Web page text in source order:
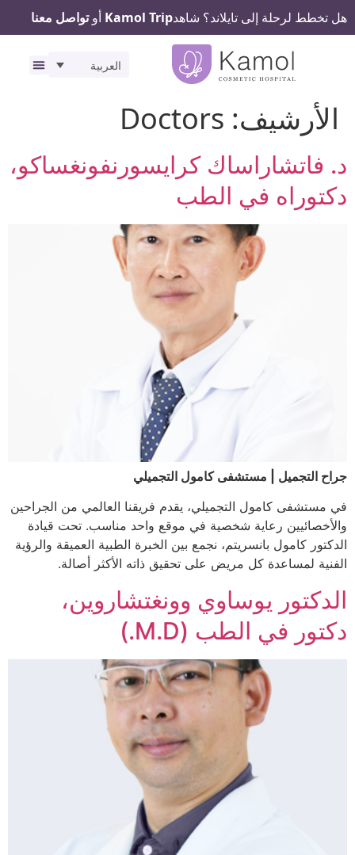
هل تخطط لرحلة إلى تايلاند؟ شاهدKamol Trip أوتواصل معنا
العربية
الأرشيف: Doctors
د. فاتشاراساك كرايسورنفونغساكو،
دكتوراه في الطب
جراح التجميل | مستشفى كامول التجميلي
في مستشفى كامول التجميلي، يقدم فريقنا العالمي من الجراحين
والأخصائيين رعاية شخصية في موقع واحد مناسب. تحت قيادة
الدكتور كامول بانسريتم، نجمع بين الخبرة الطبية العميقة والرؤية
الفنية لمساعدة كل مريض على تحقيق ذاته الأكثر أصالة.
الدكتور يوساوي وونغتشاروين،
دكتور في الطب (M.D.)